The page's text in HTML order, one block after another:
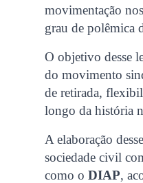
movimentação
grau de polêmica
O objetivo desse
do movimento
de retirada,
longo da história
A elaboração
sociedade civil
como oDIAP,